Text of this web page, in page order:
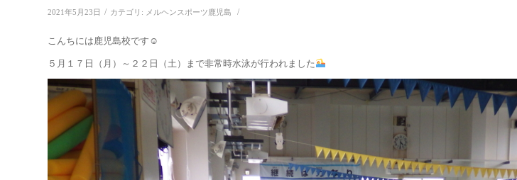
2021年5月23日 / カテゴリ: メルヘンスポーツ鹿児島 /
こんちには鹿児島校です☺
５月１７日（月）～２２日（土）まで非常時水泳が行われました